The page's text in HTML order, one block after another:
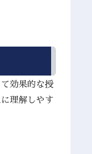
効果的な授
理解しやす